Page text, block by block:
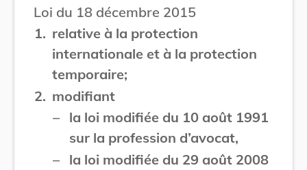
Loi du 18 décembre 2015
1. relative à la protection
internationale et à la protection
temporaire;
2. modifiant
– la loi modifiée du 10 août 1991
sur la profession d’avocat,
– la loi modifiée du 29 août 2008